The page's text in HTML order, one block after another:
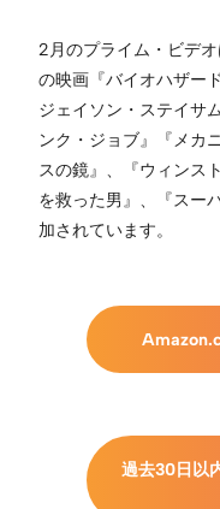
2月のプライム・ビデ
の映画『バイオハザー
ジェイソン・ステイサ
ンク・ジョブ』『メカ
スの鏡』、『ウィンス
を救った男』、『スー
加されています。
過去30日以